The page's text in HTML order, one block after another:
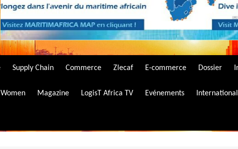
Supply Chain Commerce Zlecaf E-commerce Dossier
Magazine LogisT Africa TV Evénements International